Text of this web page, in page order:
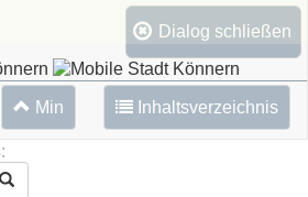
Dialog schließen
Inhaltsverzeichnis
Min